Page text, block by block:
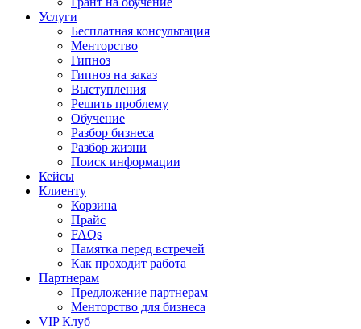
Услуги
Бесплатная консультация
Менторство
Гипноз
Гипноз на заказ
Выступления
Решить проблему
Обучение
Разбор бизнеса
Разбор жизни
Поиск информации
Кейсы
Клиенту
Корзина
Прайс
FAQs
Памятка перед встречей
Как проходит работа
Партнерам
Предложение партнерам
Менторство для бизнеса
VIP Клуб